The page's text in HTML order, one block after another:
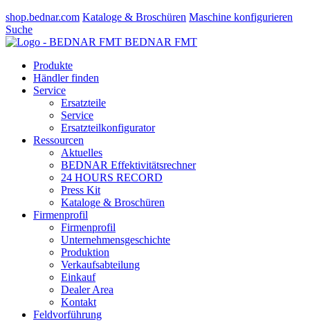
shop.bednar.com Kataloge & Broschüren Maschine konfigurieren
Suche
BEDNAR FMT
Produkte
Händler finden
Service
Ersatzteile
Service
Ersatzteilkonfigurator
Ressourcen
Aktuelles
BEDNAR Effektivitätsrechner
24 HOURS RECORD
Press Kit
Kataloge & Broschüren
Firmenprofil
Firmenprofil
Unternehmensgeschichte
Produktion
Verkaufsabteilung
Einkauf
Dealer Area
Kontakt
Feldvorführung